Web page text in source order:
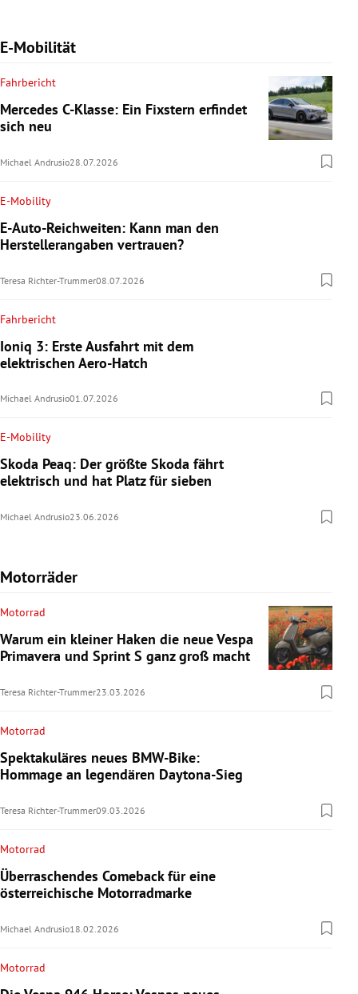
E-Mobilität
Fahrbericht
Mercedes C-Klasse: Ein Fixstern erfindet
sich neu
Michael Andrusio28.07.2026
E-Mobility
E-Auto-Reichweiten: Kann man den
Herstellerangaben vertrauen?
Teresa Richter-Trummer08.07.2026
Fahrbericht
Ioniq 3: Erste Ausfahrt mit dem
elektrischen Aero-Hatch
Michael Andrusio01.07.2026
E-Mobility
Skoda Peaq: Der größte Skoda fährt
elektrisch und hat Platz für sieben
Michael Andrusio23.06.2026
Motorräder
Motorrad
Warum ein kleiner Haken die neue Vespa
Primavera und Sprint S ganz groß macht
Teresa Richter-Trummer23.03.2026
Motorrad
Spektakuläres neues BMW-Bike:
Hommage an legendären Daytona-Sieg
Teresa Richter-Trummer09.03.2026
Motorrad
Überraschendes Comeback für eine
österreichische Motorradmarke
Michael Andrusio18.02.2026
Motorrad